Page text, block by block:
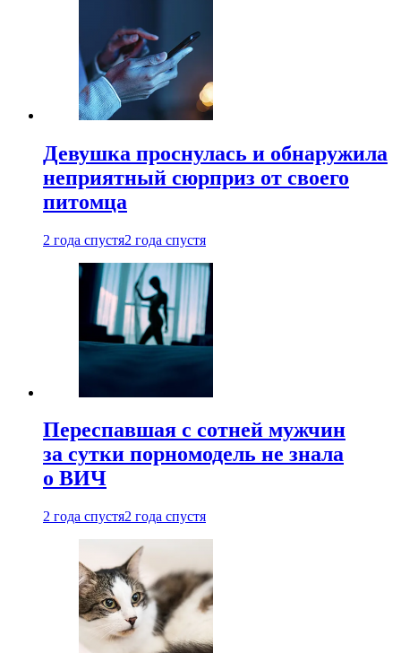
Девушка проснулась и обнаружила
неприятный сюрприз от своего
питомца
2 года спустя2 года спустя
Переспавшая с сотней мужчин
за сутки порномодель не знала
о ВИЧ
2 года спустя2 года спустя